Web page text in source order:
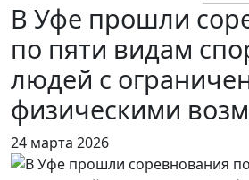
В Уфе прошли
по пяти видам
людей с
физическими
24 марта 2026